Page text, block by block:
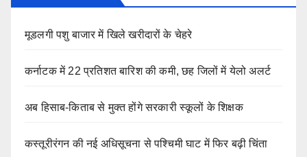
मूडलगी पशु बाजार में खिले खरीदारों के चेहरे
कर्नाटक में 22 प्रतिशत बारिश की कमी, छह जिलों में येलो अलर्ट
अब हिसाब-किताब से मुक्त होंगे सरकारी स्कूलों के शिक्षक
कस्तूरीरंगन की नई अधिसूचना से पश्चिमी घाट में फिर बढ़ी चिंता